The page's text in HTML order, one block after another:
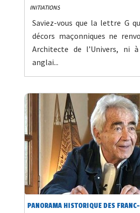
INITIATIONS
Saviez-vous que la lettre G
décors maçonniques ne
Architecte de l’Univers, ni
anglai...
PANORAMA HISTORIQUE DES